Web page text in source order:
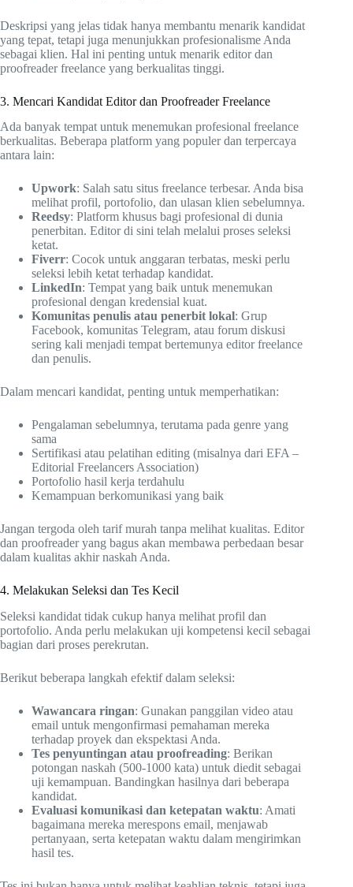
Deskripsi yang jelas tidak hanya membantu menarik kandidat
yang tepat, tetapi juga menunjukkan profesionalisme Anda
sebagai klien. Hal ini penting untuk menarik editor dan
proofreader freelance yang berkualitas tinggi.
3. Mencari Kandidat Editor dan Proofreader Freelance
Ada banyak tempat untuk menemukan profesional freelance
berkualitas. Beberapa platform yang populer dan terpercaya
antara lain:
Upwork: Salah satu situs freelance terbesar. Anda bisa
melihat profil, portofolio, dan ulasan klien sebelumnya.
Reedsy: Platform khusus bagi profesional di dunia
penerbitan. Editor di sini telah melalui proses seleksi
ketat.
Fiverr: Cocok untuk anggaran terbatas, meski perlu
seleksi lebih ketat terhadap kandidat.
LinkedIn: Tempat yang baik untuk menemukan
profesional dengan kredensial kuat.
Komunitas penulis atau penerbit lokal: Grup
Facebook, komunitas Telegram, atau forum diskusi
sering kali menjadi tempat bertemunya editor freelance
dan penulis.
Dalam mencari kandidat, penting untuk memperhatikan:
Pengalaman sebelumnya, terutama pada genre yang
sama
Sertifikasi atau pelatihan editing (misalnya dari EFA –
Editorial Freelancers Association)
Portofolio hasil kerja terdahulu
Kemampuan berkomunikasi yang baik
Jangan tergoda oleh tarif murah tanpa melihat kualitas. Editor
dan proofreader yang bagus akan membawa perbedaan besar
dalam kualitas akhir naskah Anda.
4. Melakukan Seleksi dan Tes Kecil
Seleksi kandidat tidak cukup hanya melihat profil dan
portofolio. Anda perlu melakukan uji kompetensi kecil sebagai
bagian dari proses perekrutan.
Berikut beberapa langkah efektif dalam seleksi:
Wawancara ringan: Gunakan panggilan video atau
email untuk mengonfirmasi pemahaman mereka
terhadap proyek dan ekspektasi Anda.
Tes penyuntingan atau proofreading: Berikan
potongan naskah (500-1000 kata) untuk diedit sebagai
uji kemampuan. Bandingkan hasilnya dari beberapa
kandidat.
Evaluasi komunikasi dan ketepatan waktu: Amati
bagaimana mereka merespons email, menjawab
pertanyaan, serta ketepatan waktu dalam mengirimkan
hasil tes.